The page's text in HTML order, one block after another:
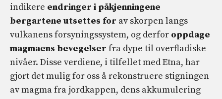
indikere endringer i påkjenningene
bergartene utsettes for av skorpen langs
vulkanens forsyningssystem, og derfor oppdage
magmaens bevegelser fra dype til overfladiske
nivåer. Disse verdiene, i tilfellet med Etna, har
gjort det mulig for oss å rekonstruere stigningen
av magma fra jordkappen, dens akkumulering